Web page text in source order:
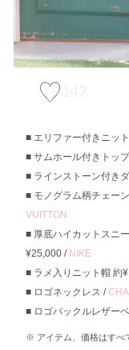
142
エリファー付きニッ
サムホール付きトッ
ラインストーン付き
モノグラム柄チェー
VUITTON
厚底ハイカットスニ
¥25,000 / NIKE
ラメ入りニット帽 約
ロゴネックレス /
ロゴバックルレザー
アイテム、価格はすべ